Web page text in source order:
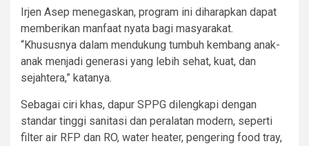
Irjen Asep menegaskan, program ini diharapkan dapat
memberikan manfaat nyata bagi masyarakat.
“Khususnya dalam mendukung tumbuh kembang anak-
anak menjadi generasi yang lebih sehat, kuat, dan
sejahtera,” katanya.
Sebagai ciri khas, dapur SPPG dilengkapi dengan
standar tinggi sanitasi dan peralatan modern, seperti
filter air RFP dan RO, water heater, pengering food tray,